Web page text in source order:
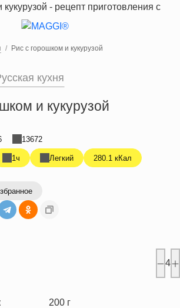
содержанию
Рис с горошком и кукурузой
кухня
и кукурузой
1ч Легкий 280.1 кКал
13672
4
200 г